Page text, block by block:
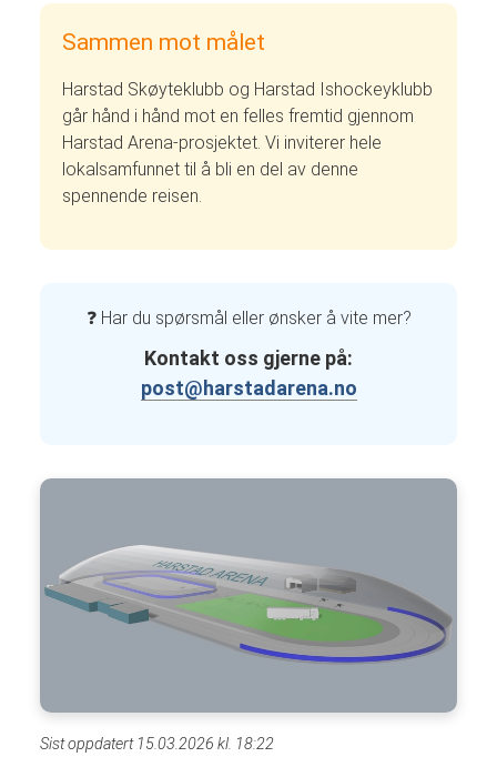
Sammen mot målet
Harstad Skøyteklubb og Harstad Ishockeyklubb
går hånd i hånd mot en felles fremtid gjennom
Harstad Arena-prosjektet. Vi inviterer hele
lokalsamfunnet til å bli en del av denne
spennende reisen.
❓ Har du spørsmål eller ønsker å vite mer?
Kontakt oss gjerne på:
post@harstadarena.no
Sist oppdatert 15.03.2026 kl. 18:22